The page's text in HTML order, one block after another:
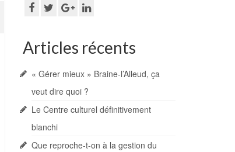
Articles récents
« Gérer mieux » Braine-l’Alleud, ça
veut dire quoi ?
Le Centre culturel définitivement
blanchi
Que reproche-t-on à la gestion du